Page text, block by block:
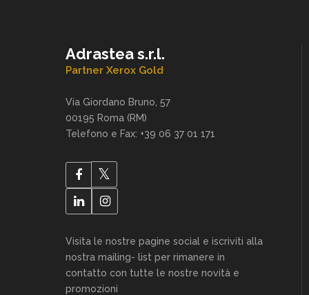
Adrastea s.r.l.
Partner Xerox Gold
Via Giordano Bruno, 57
00195 Roma (RM)
Telefono e Fax: +39 06 37 01 171
Visita le nostre pagine social e iscriviti alla
nostra mailing- list per rimanere in
contatto con tutte le nostre novità e
promozioni